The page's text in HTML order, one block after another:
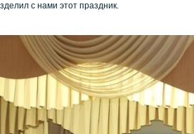
с нами этот праздник.